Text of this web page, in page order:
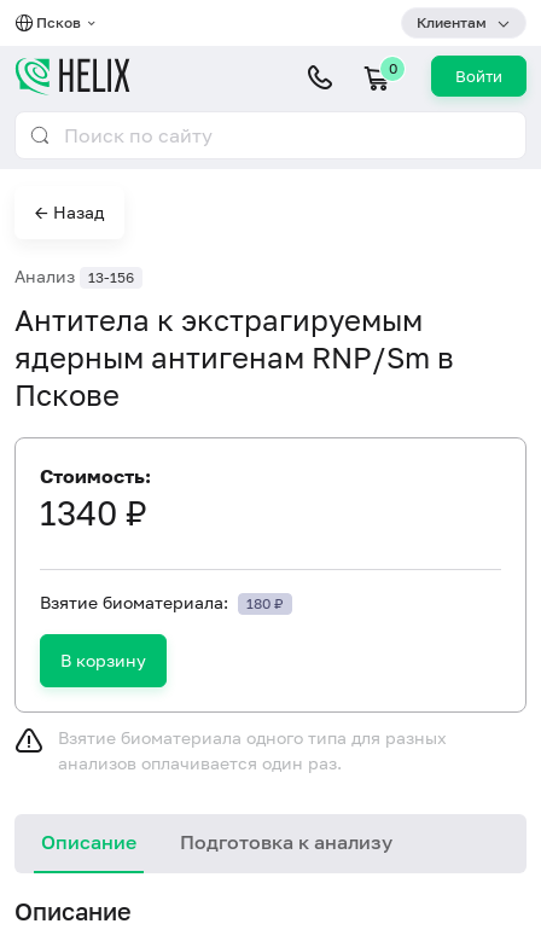
Псков Клиентам
0 Войти
← Назад
Анализ 13-156
Антитела к экстрагируемым
ядерным антигенам RNP/Sm в
Пскове
Стоимость:
1340 ₽
Взятие биоматериала: 180 ₽
В корзину
Взятие биоматериала одного типа для разных
анализов оплачивается один раз.
Описание Подготовка к анализу
Описание